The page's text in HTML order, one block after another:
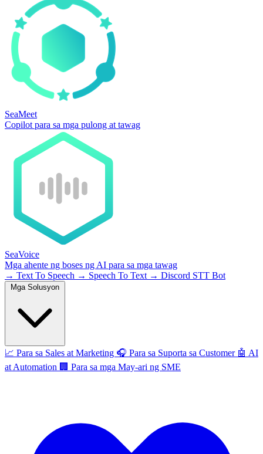
SeaMeet
Copilot para sa mga pulong at tawag
SeaVoice
Mga ahente ng boses ng AI para sa mga tawag
→ Text To Speech → Speech To Text → Discord STT Bot
📈 Para sa Sales at Marketing 🎧 Para sa Suporta sa Customer 🤖 AI
at Automation 🏢 Para sa mga May-ari ng SME